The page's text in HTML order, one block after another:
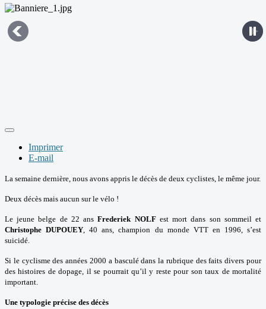
Imprimer
E-mail
La semaine dernière, nous avons appris le décès de deux cyclistes, le même jour.
Deux décès mais aucun sur le vélo !
Le jeune belge de 22 ansFrederiek NOLF est mort dans son sommeil et
Christophe DUPOUEY , 40 ans, champion du monde VTT en 1996, s’est
suicidé.
Si le cyclisme des années 2000 a basculé dans la rubrique des faits divers pour
des histoires de dopage, il se pourrait qu’il y reste pour son taux de mortalité
important.
Une typologie précise des décès